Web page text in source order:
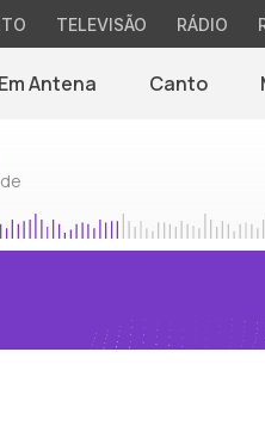
TELEVISÃO RÁDIO
Em Antena Canto